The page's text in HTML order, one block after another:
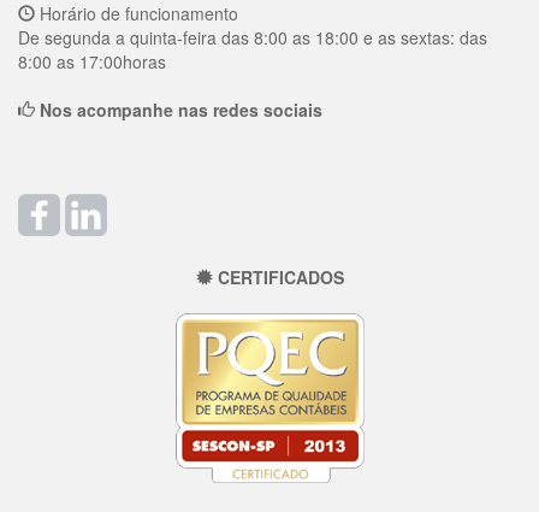
Horário de funcionamento
De segunda a quinta-feira das 8:00 as 18:00 e as sextas: das
8:00 as 17:00horas
Nos acompanhe nas redes sociais
CERTIFICADOS